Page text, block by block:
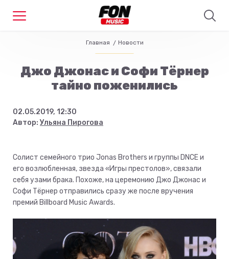
Главная Новости
Джо Джонас и Софи Тёрнер
тайно поженились
02.05.2019, 12:30
Автор:Ульяна Пирогова
Солист семейного трио Jonas Brothers и группы DNCE и
его возлюбленная, звезда «Игры престолов», связали
себя узами брака. Похоже, на церемонию Джо Джонас и
Софи Тёрнер отправились сразу же после вручения
премий Billboard Music Awards.